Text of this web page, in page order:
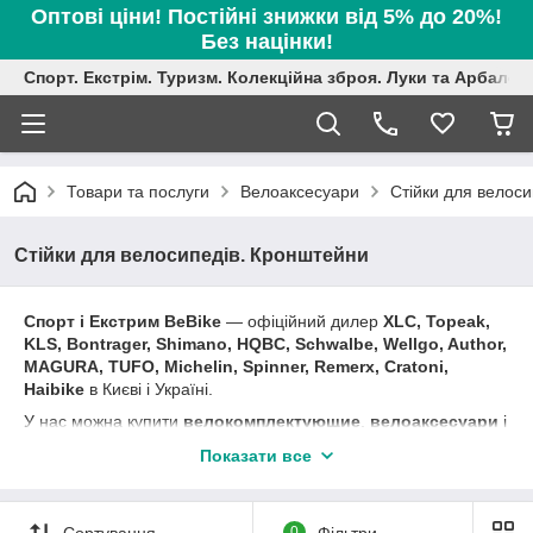
Оптові ціни! Постійні знижки від 5% до 20%!
Без націнки!
Спорт. Екстрім. Туризм. Колекційна зброя. Луки та
Товари та послуги Велоаксесуари Стійки для
Стійки для велосипедів. Кронштейни
Спорт і Екстрим BeBike ― офіційний дилер XLC, Topeak,
KLS, Bontrager, Shimano, HQBC, Schwalbe, Wellgo, Author,
MAGURA, TUFO, Michelin, Spinner, Remerx, Cratoni,
Haibike в Києві і Україні.
У нас можна купити велокомплектующие велоаксесуари і
мигалки, велокомпьтеры, підніжки і крила, гелеві м'які сідла,
Показати все